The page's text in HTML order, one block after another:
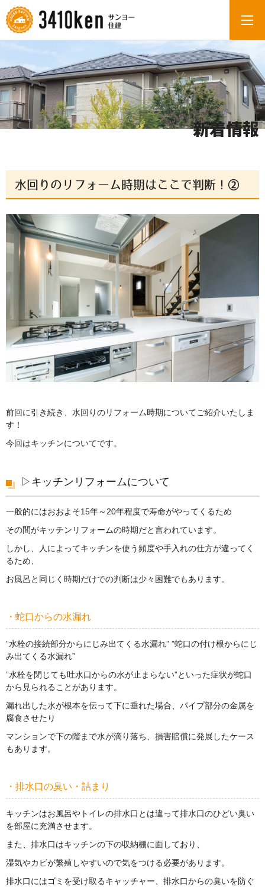
新着情報
水回りのリフォーム時期はここで判断！②
前回に引き続き、水回りのリフォーム時期についてご紹介いたしま
す！
今回はキッチンについてです。
▷キッチンリフォームについて
一般的にはおおよそ15年～20年程度で寿命がやってくるため
その間がキッチンリフォームの時期だと言われています。
しかし、人によってキッチンを使う頻度や手入れの仕方が違ってく
るため、
お風呂と同じく時期だけでの判断は少々困難でもあります。
・蛇口からの水漏れ
”水栓の接続部分からにじみ出てくる水漏れ” ”蛇口の付け根からにじ
み出てくる水漏れ”
”水栓を閉じても吐水口からの水が止まらない”といった症状が蛇口
から見られることがあります。
漏れ出した水が根本を伝って下に垂れた場合、パイプ部分の金属を
腐食させたり
マンションで下の階まで水が滴り落ち、損害賠償に発展したケース
もあります。
・排水口の臭い・詰まり
キッチンはお風呂やトイレの排水口とは違って排水口のひどい臭い
を部屋に充満させます。
また、排水口はキッチンの下の収納棚に面しており、
湿気やカビが繁殖しやすいので気をつける必要があります。
排水口にはゴミを受け取るキャッチャー、排水口からの臭いを防ぐ